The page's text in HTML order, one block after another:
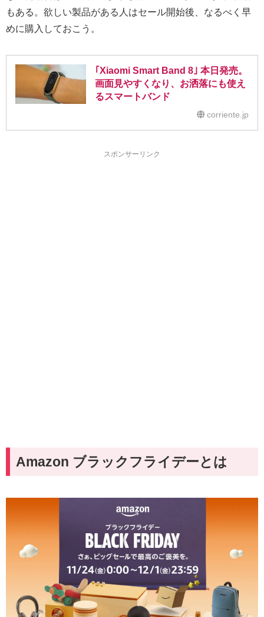
もある。欲しい製品がある人はセール開始後、なるべく早
めに購入しておこう。
｢Xiaomi Smart Band 8｣ 本日発売。
画面見やすくなり、お洒落にも使え
るスマートバンド
corriente.jp
スポンサーリンク
Amazon ブラックフライデーとは